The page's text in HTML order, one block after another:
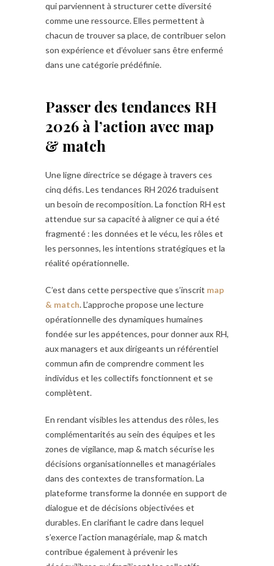
qui parviennent à structurer cette diversité
comme une ressource. Elles permettent à
chacun de trouver sa place, de contribuer selon
son expérience et d’évoluer sans être enfermé
dans une catégorie prédéfinie.
Passer des tendances RH
2026 à l’action avec map
& match
Une ligne directrice se dégage à travers ces
cinq défis. Les tendances RH 2026 traduisent
un besoin de recomposition. La fonction RH est
attendue sur sa capacité à aligner ce qui a été
fragmenté : les données et le vécu, les rôles et
les personnes, les intentions stratégiques et la
réalité opérationnelle.
C’est dans cette perspective que s’inscrit map
& match. L’approche propose une lecture
opérationnelle des dynamiques humaines
fondée sur les appétences, pour donner aux RH,
aux managers et aux dirigeants un référentiel
commun afin de comprendre comment les
individus et les collectifs fonctionnent et se
complètent.
En rendant visibles les attendus des rôles, les
complémentarités au sein des équipes et les
zones de vigilance, map & match sécurise les
décisions organisationnelles et managériales
dans des contextes de transformation. La
plateforme transforme la donnée en support de
dialogue et de décisions objectivées et
durables. En clarifiant le cadre dans lequel
s’exerce l’action managériale, map & match
contribue également à prévenir les